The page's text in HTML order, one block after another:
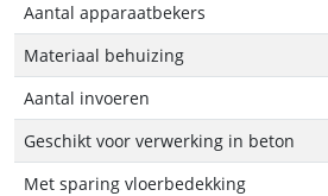
Aantal apparaatbekers
Materiaal behuizing
Aantal invoeren
Geschikt voor verwerking in beton
Met sparing vloerbedekking